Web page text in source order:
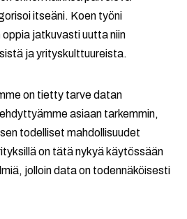
itseäni. Koen työni
jatkuvasti uutta niin
ja yrityskulttuureista.
on tietty tarve datan
asiaan tarkemmin,
todelliset mahdollisuudet
on tätä nykyä käytössään
jolloin data on todennäköisesti